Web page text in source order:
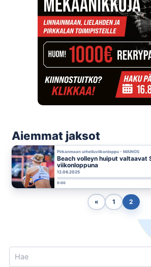
Aiemmat jaksot
Pirkanmaan urheiluviikonloppu - MAINOS
Beach volleyn huiput valtaavat
viikonloppuna
12.06.2025
0:00
« 1 2